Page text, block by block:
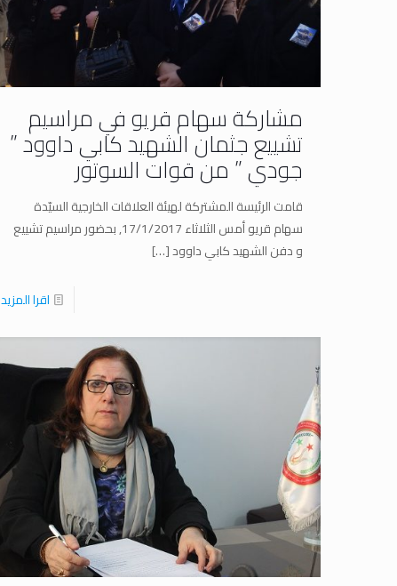
مشاركة سهام قريو في مراسيم
تشييع جثمان الشهيد كابي داوود ”
جودي ” من قوات السوتور
قامت الرئيسة المشتركة لهيئة العلاقات الخارجية السيّدة
سهام قريو أمس الثلاثاء 17/1/2017, بحضور مراسيم تشييع
و دفن الشهيد كابي داوود[…]
اقرا المزيد